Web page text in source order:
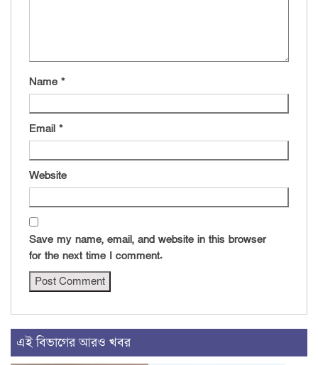
Name *
Email *
Website
Save my name, email, and website in this browser
for the next time I comment.
এই বিভাগের আরও খবর